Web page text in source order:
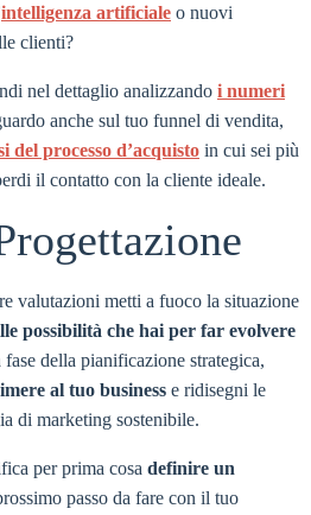
intelligenza artificiale o nuovi
clienti?
nel dettaglio analizzando i numeri
anche sul tuo funnel di vendita,
del processo d’acquisto in cui sei più
il contatto con la cliente ideale.
valutazioni metti a fuoco la situazione
possibilità che hai per far evolvere
fase della pianificazione strategica,
al tuo business e ridisegni le
di marketing sostenibile.
per prima cosa definire un
passo da fare con il tuo